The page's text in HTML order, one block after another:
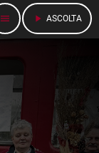
menu play_arrow ASCOLTA